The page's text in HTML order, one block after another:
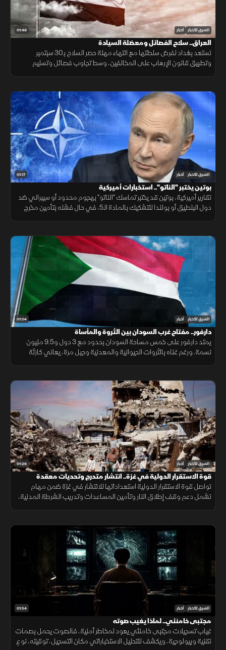
01:48 الشرق للأخبار أخبار
العراق.. سلاح الفصائل ومعضلة السيادة
تستعد بغداد لفرض سلطتها مع انتهاء مهلة حصر السلاح بـ30 سبتمبر
وتطبيق قانون الإرهاب على المخالفين، وسط تجاوب فصائل وتسليم
01:17 الشرق للأخبار أخبار
بوتين يختبر "الناتو".. استخبارات أميركية
تقارير أميركية، بوتين قد يختبر تماسك "الناتو" بهجوم محدود أو سيبراني ضد
دول البلطيق أو بولندا للتشكيك بالمادة الـ5، في حال فشله بتأمين مخرج
01:04 الشرق للأخبار أخبار
دارفور.. مفتاح غرب السودان بين الثروة والمأساة
يمتد دارفور على خمس مساحة السودان بحدود مع 3 دول و9.5 مليون
نسمة. ورغم غناه بالثروات الحيوانية والمعدنية وجبل مرة، يعاني كارثة
01:26 الشرق للأخبار أخبار
قوة الاستقرار الدولية في غزة.. انتشار متدرج وتحديات معقدة
تواصل قوة الاستقرار الدولية استعداداتها للانتشار في غزة ضمن مهام
تشمل دعم وقف إطلاق النار وتأمين المساعدات وتدريب الشرطة المدنية،
01:54 الشرق للأخبار أخبار
مجتبى خامنئي.. لماذا يغيب صوته
غياب تسجيلات مجتبى خامنئي يعود لمخاطر أمنية، فالصوت يحمل بصمات
تقنية وبيولوجية، ويكشف للتحليل الاستخباراتي مكان التسجيل، توقيته، نوع